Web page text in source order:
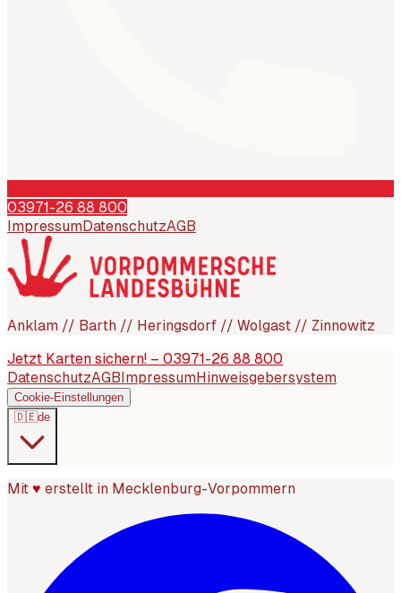
03971-26 88 800
Impressum DatenschutzAGB
Anklam // Barth // Heringsdorf // Wolgast // Zinnowitz
Jetzt Karten sichern! – 03971-26 88 800
DatenschutzAGB ImpressumHinweisgebersystem
Cookie-Einstellungen
🇩🇪de
Mit ♥ erstellt in Mecklenburg-Vorpommern